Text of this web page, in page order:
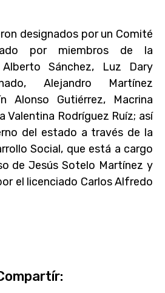
designados por un Comité
por miembros de la
Sánchez, Luz Dary
Alejandro Martínez
Alonso Gutiérrez, Macrina
Valentina Rodríguez Ruíz; así
del estado a través de la
Social, que está a cargo
de Jesús Sotelo Martínez y
el licenciado Carlos Alfredo